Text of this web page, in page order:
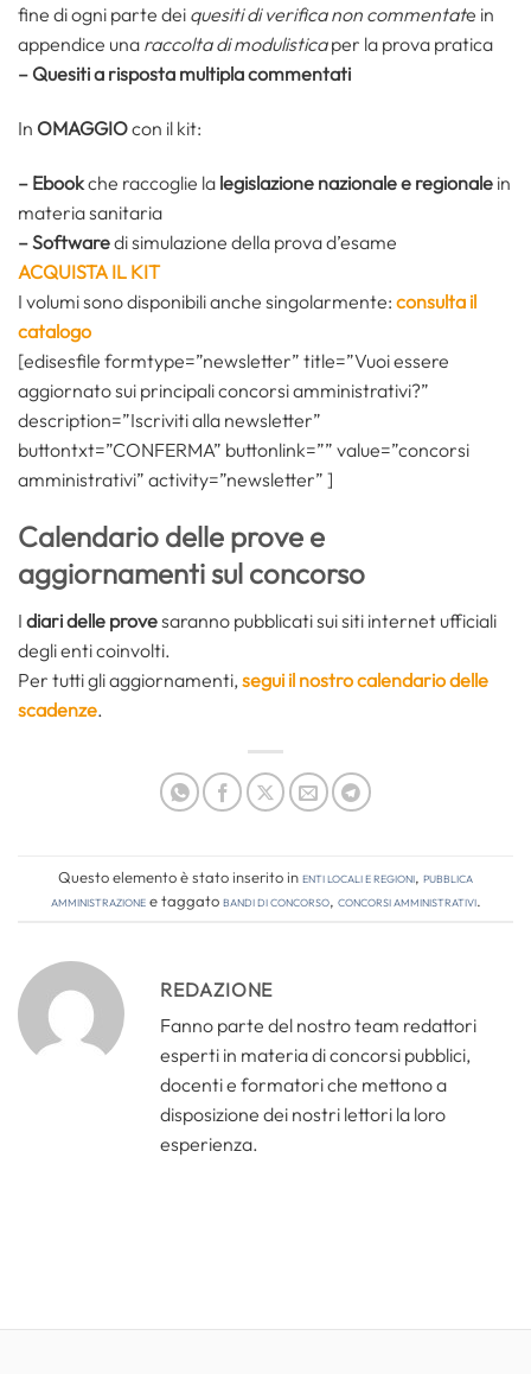
fine di ogni parte dei quesiti di verifica non commentate in
appendice una raccolta di modulisticaper la prova pratica
– Quesiti a risposta multipla commentati
In OMAGGIOcon il kit:
– Ebookche raccoglie la legislazione nazionale e regionale in
materia sanitaria
– Softwaredi simulazione della prova d’esame
ACQUISTA IL KIT
I volumi sono disponibili anche singolarmente: consulta il
catalogo
[edisesfile formtype=”newsletter” title=”Vuoi essere
aggiornato sui principali concorsi amministrativi?”
description=”Iscriviti alla newsletter”
buttontxt=”CONFERMA” buttonlink=”” value=”concorsi
amministrativi” activity=”newsletter” ]
Calendario delle prove e
aggiornamenti sul concorso
I diari delle provesaranno pubblicati sui siti internet ufficiali
degli enti coinvolti.
Per tutti gli aggiornamenti,segui il nostro calendario delle
scadenze.
Questo elemento è stato inserito inEnti locali e regioni, Pubblica
amministrazionee taggatobandi di concorso, concorsi amministrativi.
REDAZIONE
Fanno parte del nostro team redattori
esperti in materia di concorsi pubblici,
docenti e formatori che mettono a
disposizione dei nostri lettori la loro
esperienza.